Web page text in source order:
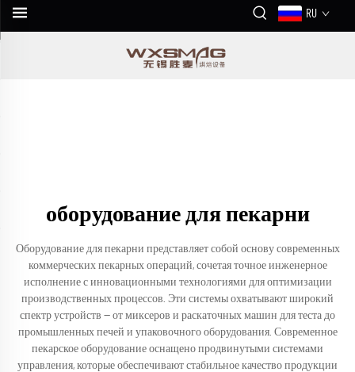
RU
оборудование для пекарни
Оборудование для пекарни представляет собой основу современных
коммерческих пекарных операций, сочетая точное инженерное
исполнение с инновационными технологиями для оптимизации
производственных процессов. Эти системы охватывают широкий
спектр устройств — от миксеров и раскаточных машин для теста до
промышленных печей и упаковочного оборудования. Современное
пекарское оборудование оснащено продвинутыми системами
управления, которые обеспечивают стабильное качество продукции